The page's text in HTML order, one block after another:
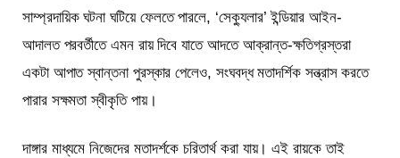
সাম্প্রদায়িক ঘটনা ঘটিয়ে ফেলতে পারলে, ‘সেক্যুলার’ ইন্ডিয়ার আইন-
আদালত পরবর্তীতে এমন রায় দিবে যাতে আদতে আক্রান্ত-ক্ষতিগ্রস্তরা
একটা আপাত স্বান্তনা পুরস্কার পেলেও, সংঘবদ্ধ মতাদর্শিক সন্ত্রাস করতে
পারার সক্ষমতা স্বীকৃতি পায়।
দাঙ্গার মাধ্যমে নিজেদের মতাদর্শকে চরিতার্থ করা যায়। এই রায়কে তাই